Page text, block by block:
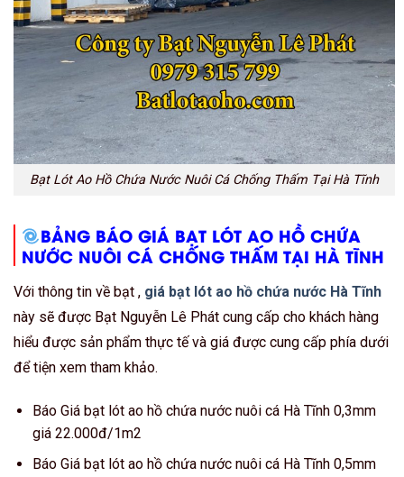
Bạt Lót Ao Hồ Chứa Nước Nuôi Cá Chống Thấm Tại Hà Tĩnh
BẢNG BÁO GIÁ BẠT LÓT AO HỒ CHỨA
NƯỚC NUÔI CÁ CHỐNG THẤM TẠI HÀ TĨNH
Với thông tin về bạt , giá bạt lót ao hồ chứa nước Hà Tĩnh
này sẽ được Bạt Nguyễn Lê Phát cung cấp cho khách hàng
hiểu được sản phẩm thực tế và giá được cung cấp phía dưới
để tiện xem tham khảo.
Báo Giá bạt lót ao hồ chứa nước nuôi cá Hà Tĩnh 0,3mm
giá 22.000đ/1m2
Báo Giá bạt lót ao hồ chứa nước nuôi cá Hà Tĩnh 0,5mm